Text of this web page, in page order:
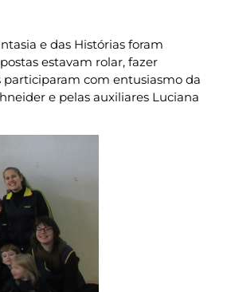
e das Histórias foram
estavam rolar, fazer
participaram com entusiasmo da
e pelas auxiliares Luciana